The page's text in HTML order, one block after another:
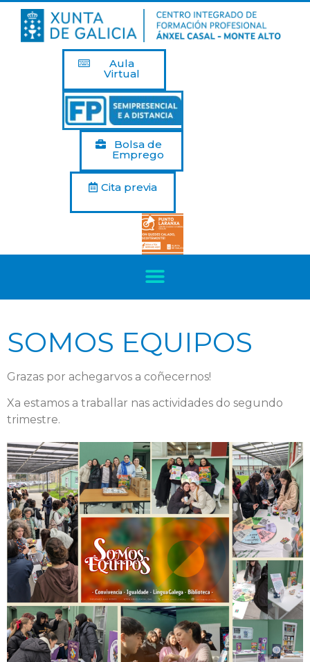
Aula
Virtual
Bolsa de
Emprego
Cita previa
SOMOS EQUIPOS
Grazas por achegarvos a coñecernos!
Xa estamos a traballar nas actividades do segundo
trimestre.